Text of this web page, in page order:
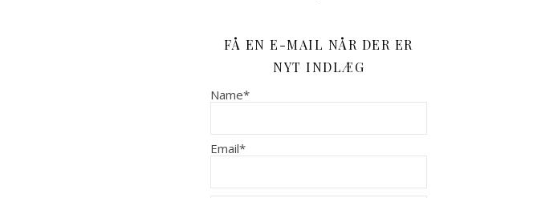
FÅ EN E-MAIL NÅR DER ER
NYT INDLÆG
Name*
Email*